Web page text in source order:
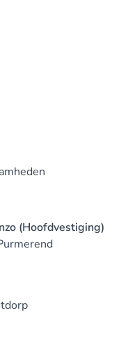
(Hoofdvestiging)